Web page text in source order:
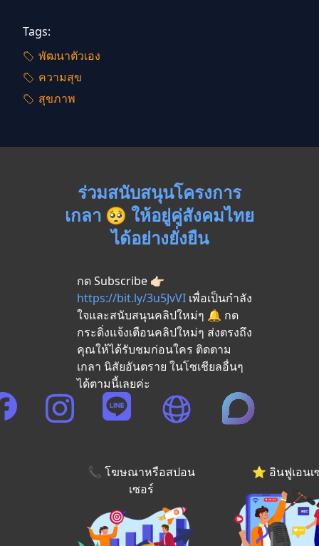
Tags:
พัฒนาตัวเอง
ความสุข
สุขภาพ
ร่วมสนับสนุนโครงการ
เกลา 🥺 ให้อยู่คู่สังคมไทย
ได้อย่างยั่งยืน
กด Subscribe 👉🏻
https://bit.ly/3u5JvVI เพื่อเป็นกำลัง
ใจและสนับสนุนคลิปใหม่ๆ 🔔 กด
กระดิ่งแจ้งเตือนคลิปใหม่ๆ ส่งตรงถึง
คุณให้ได้รับชมก่อนใคร ติดตาม
เกลา นิสัยอันตราย ในโซเชียลอื่นๆ
ได้ตามนี้เลยค่ะ
📞 โฆษณาหรือสปอน
เซอร์
⭐️ อินฟูเอนเ